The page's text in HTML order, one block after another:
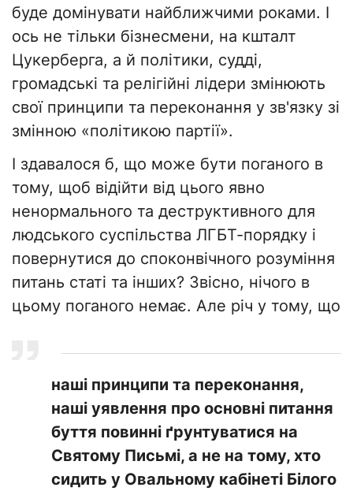
буде домінувати найближчими роками. І
ось не тільки бізнесмени, на кшталт
Цукерберга, а й політики, судді,
громадські та релігійні лідери змінюють
свої принципи та переконання у зв'язку зі
змінною «політикою партії».
І здавалося б, що може бути поганого в
тому, щоб відійти від цього явно
ненормального та деструктивного для
людського суспільства ЛГБТ-порядку і
повернутися до споконвічного розуміння
питань статі та інших? Звісно, нічого в
цьому поганого немає. Але річ у тому, що
наші принципи та переконання,
наші уявлення про основні питання
буття повинні ґрунтуватися на
Святому Письмі, а не на тому, хто
сидить у Овальному кабінеті Білого